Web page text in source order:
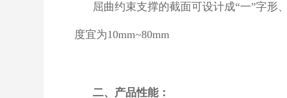
屈曲约束支撑的截面可设计成“一”字形
度宜为10mm~80mm
二、产品性能：